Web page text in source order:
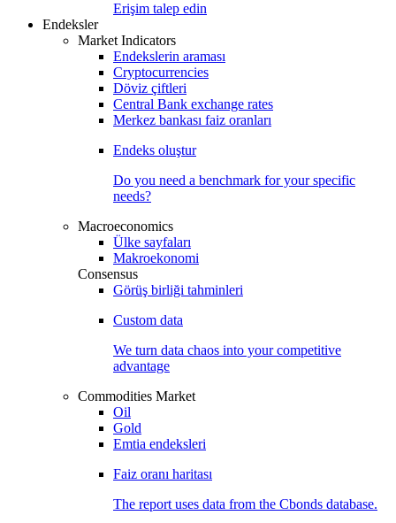
Erişim talep edin
Endeksler
Market Indicators
Endekslerin araması
Cryptocurrencies
Döviz çiftleri
Central Bank exchange rates
Merkez bankası faiz oranları
Endeks oluştur
Do you need a benchmark for your specific
needs?
Macroeconomics
Ülke sayfaları
Makroekonomi
Consensus
Görüş birliği tahminleri
Custom data
We turn data chaos into your competitive
advantage
Commodities Market
Oil
Gold
Emtia endeksleri
Faiz oranı haritası
The report uses data from the Cbonds database.